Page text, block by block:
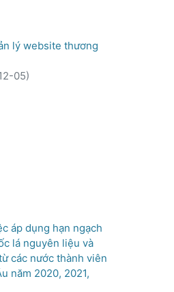
lý website thương
05)
áp dụng hạn ngạch
lá nguyên liệu và
các nước thành viên
năm 2020, 2021,